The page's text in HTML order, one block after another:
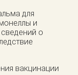
для
и
о
вакцинации